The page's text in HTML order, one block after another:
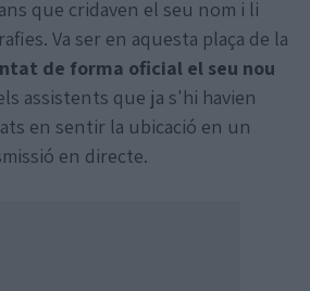
que cridaven el seu nom i li
Va ser en aquesta plaça de la
de forma oficial el seu nou
assistents que ja s'hi havien
en sentir la ubicació en un
en directe.